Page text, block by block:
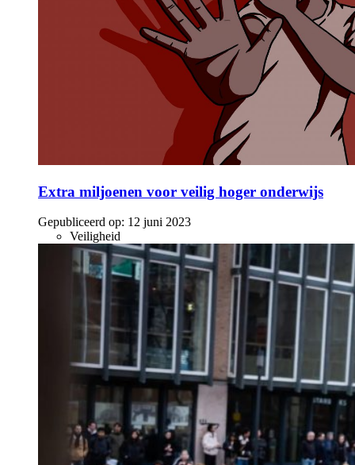
Extra miljoenen voor veilig hoger onderwijs
Gepubliceerd op: 12 juni 2023
Veiligheid